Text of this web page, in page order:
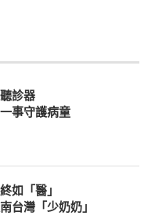
診器
事守護病童
如「醫」
台灣「少奶奶」